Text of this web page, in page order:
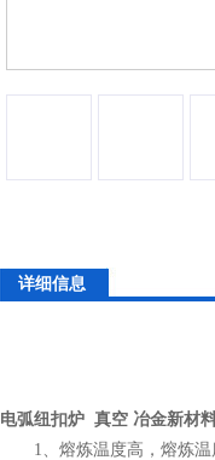
详细信息
电弧纽扣炉 真空 冶金新材
1、熔炼温度高，熔炼温